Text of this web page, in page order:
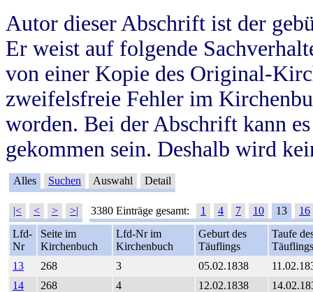
Autor dieser Abschrift ist der
Er weist auf folgende
von einer Kopie des Original-
zweifelsfreie Fehler im
worden. Bei der Abschrift kann
gekommen sein. Deshalb wird
Alles Suchen Auswahl Detail
|< < > >| 3380 Einträge gesamt: 1 4 7 10 13
16
Lfd-
Nr
Seite im
Kirchenbuch
Lfd-Nr im
Kirchenbuch
Geburt des
Täuflings
Taufe
Täuflings
13
268 3 05.02.1838
14
268 4 12.02.1838